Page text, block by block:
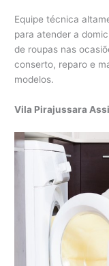
Equipe técnica
para atender a
de roupas nas
conserto, reparo e
modelos.
Vila Pirajussara